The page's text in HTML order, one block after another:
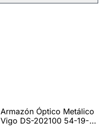
Armazón Óptico Metálico
Vigo DS-202100 54-19-